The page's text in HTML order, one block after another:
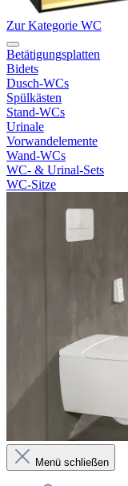
Zur Kategorie WC
Betätigungsplatten
Bidets
Dusch-WCs
Spülkästen
Stand-WCs
Urinale
Vorwandelemente
Wand-WCs
WC- & Urinal-Sets
WC-Sitze
Menü schließen